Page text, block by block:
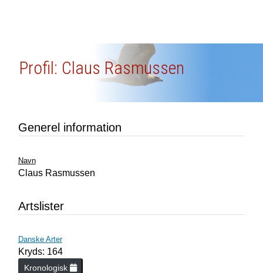
Profil: Claus Rasmussen
Generel information
Navn
Claus Rasmussen
Artslister
Danske Arter
Kryds: 164
Kronologisk